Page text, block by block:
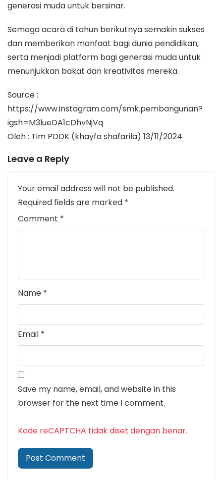
generasi muda untuk bersinar.
Semoga acara di tahun berikutnya semakin sukses
dan memberikan manfaat bagi dunia pendidikan,
serta menjadi platform bagi generasi muda untuk
menunjukkan bakat dan kreativitas mereka.
Source :
https://www.instagram.com/smk.pembangunan?
igsh=M3lueDA1cDhvNjVq
Oleh : Tim PDDK (khayfa shafarila) 13/11/2024
Leave a Reply
Your email address will not be published.
Required fields are marked *
Comment *
Name *
Email *
Save my name, email, and website in this
browser for the next time I comment.
Kode reCAPTCHA tidak diset dengan benar.